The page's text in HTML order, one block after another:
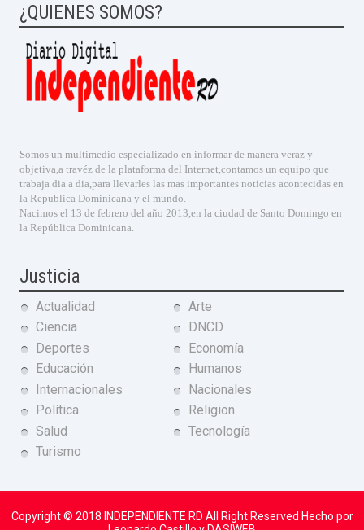
¿QUIENES SOMOS?
Somos un multimedio especializado en informar de manera veraz y
objetiva,a travéz de la plataforma del Internet,contamos un equipo que
trabaja dia a dia,para llevarles las mas importantes noticias acontecidas en
la Republica Dominicana y el mundo.
Nacimos el 13 de febrero del año 2013,en la ciudad de Santo Domingo en
la República Dominicana.
Justicia
Actualidad
Arte
Ciencia
DNCD
Deportes
Economía
Educación
Humanos
Internacionales
Nacionales
Política
Religion
Salud
Tecnología
Turismo
Copyright © 2018 INDEPENDIENTE RD All Right Reserved Hecho por